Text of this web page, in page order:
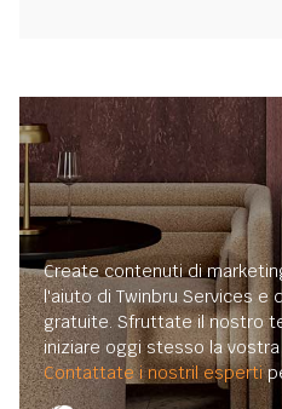
Create contenuti di
l'aiuto di Twinbru Services e
gratuite. Sfruttate il nostro
iniziare oggi stesso la
Contattate i nostril esperti